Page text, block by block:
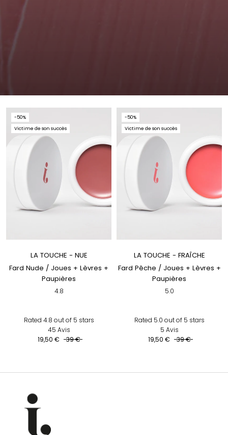
-50%
Victime de son succès
LA TOUCHE - NUE
Fard Nude / Joues + Lèvres +
Paupières
4.8
Rated 4.8 out of 5 stars
45 Avis
19,50 €
39 €
-50%
Victime de son succès
LA TOUCHE - FRAÎCHE
Fard Pêche / Joues + Lèvres +
Paupières
5.0
Rated 5.0 out of 5 stars
5 Avis
19,50 €
39 €